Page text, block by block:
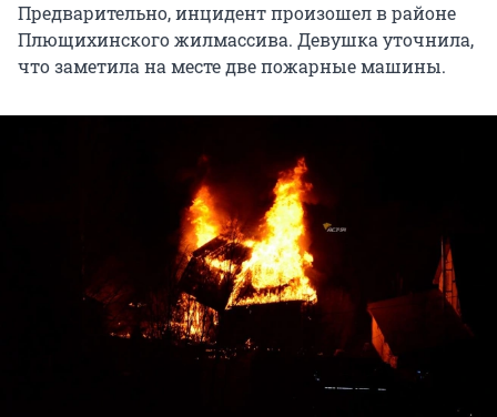
Предварительно, инцидент произошел в районе
Плющихинского жилмассива. Девушка уточнила,
что заметила на месте две пожарные машины.